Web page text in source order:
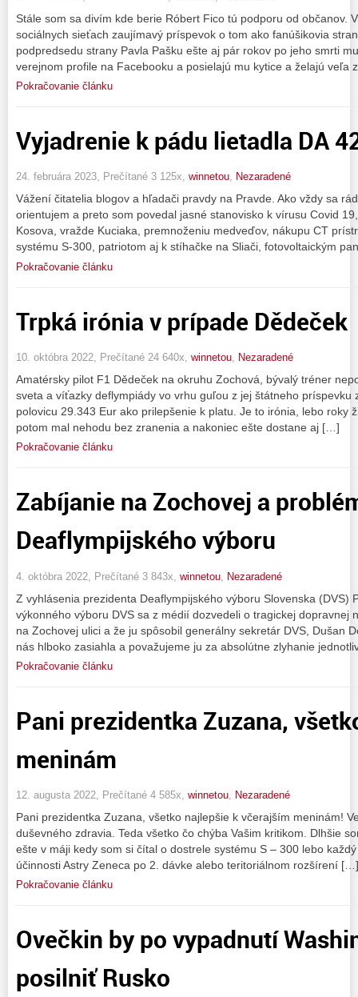
Stále som sa divím kde berie Róbert Fico tú podporu od občanov.
sociálnych sieťach zaujímavý príspevok o tom ako fanúšikovia
podpredsedu strany Pavla Pašku ešte aj pár rokov po jeho smrti
verejnom profile na Facebooku a posielajú mu kytice a želajú veľa
Pokračovanie článku
Vyjadrenie k pádu lietadla DA
24. februára 2023, Prečítané 3 125x, winnetou, Nezaradené
Vážení čitatelia blogov a hľadači pravdy na Pravde. Ako vždy sa
orientujem a preto som povedal jasné stanovisko k vírusu Covid
Kosova, vražde Kuciaka, premnoženiu medveďov, nákupu CT
systému S-300, patriotom aj k stíhačke na Sliači, fotovoltaickým
Pokračovanie článku
Trpká irónia v prípade Dědeček
10. októbra 2022, Prečítané 24 640x, winnetou, Nezaradené
Amatérsky pilot F1 Dědeček na okruhu Zochová, bývalý tréner
sveta a víťazky deflympiády vo vrhu guľou z jej štátneho príspevku
polovicu 29.343 Eur ako prilepšenie k platu. Je to irónia, lebo roky
potom mal nehodu bez zranenia a nakoniec ešte dostane aj […]
Pokračovanie článku
Zabíjanie na Zochovej a
Deaflympijského výboru
4. októbra 2022, Prečítané 3 843x, winnetou Nezaradené
Z vyhlásenia prezidenta Deaflympijského výboru Slovenska (DVS)
výkonného výboru DVS sa z médií dozvedeli o tragickej dopravnej
na Zochovej ulici a že ju spôsobil generálny sekretár DVS, Dušan
nás hlboko zasiahla a považujeme ju za absolútne zlyhanie
Pokračovanie článku
Pani prezidentka Zuzana,
meninám
12. augusta 2022, Prečítané 4 585x, winnetou, Nezaradené
Pani prezidentka Zuzana, všetko najlepšie k včerajším meninám!
duševného zdravia. Teda všetko čo chýba Vašim kritikom. Dlhšie
ešte v máji kedy som si čítal o dostrele systému S – 300 lebo
účinnosti Astry Zeneca po 2. dávke alebo teritoriálnom rozšírení […]
Pokračovanie článku
Ovečkin by po vypadnutí
posilniť Rusko